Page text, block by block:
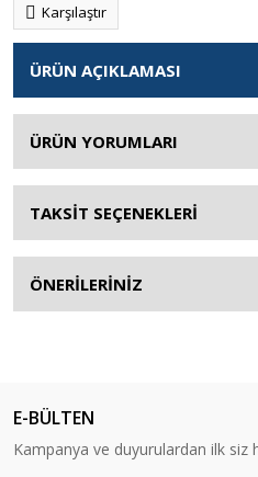
Karşılaştır
ÜRÜN AÇIKLAMASI
ÜRÜN YORUMLARI
TAKSİT SEÇENEKLERİ
ÖNERİLERİNİZ
E-BÜLTEN
Kampanya ve duyurulardan ilk siz